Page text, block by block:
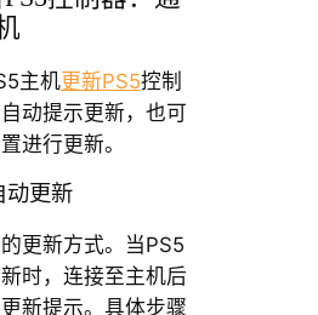
主机更新PS5控制
动提示更新，也可
进行更新。
动更新
更新方式。当PS5
时，连接至主机后
新提示。具体步骤